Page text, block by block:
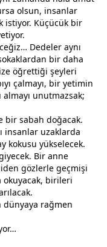
olsun, insanlar
istiyor. Küçücük bir
Dedeler aynı
bir daha
öğrettiği şeyleri
çalmayı, bir yetimin
almayı unutmazsak;
bir sabah doğacak.
insanlar uzaklarda
kokusu yükselecek.
Bir anne
gözlerle geçmişi
okuyacak, birileri
rağmen